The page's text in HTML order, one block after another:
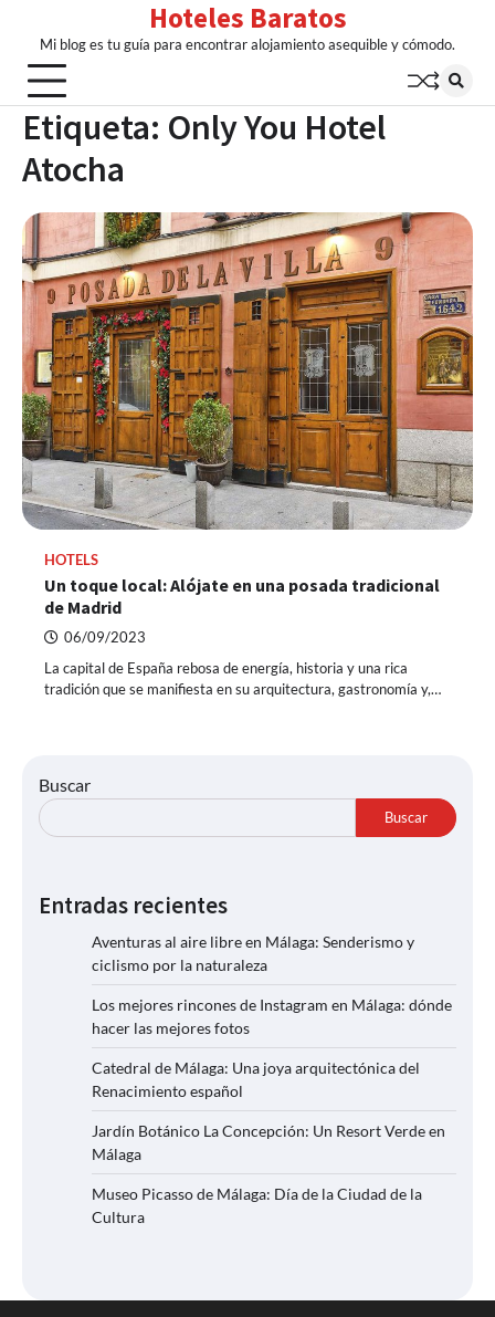
content
Hoteles Baratos
Mi blog es tu guía para encontrar alojamiento asequible y cómodo.
Etiqueta: Only You Hotel
Atocha
HOTELS
Un toque local: Alójate en una posada tradicional
de Madrid
06/09/2023
La capital de España rebosa de energía, historia y una rica
tradición que se manifiesta en su arquitectura, gastronomía y,…
Buscar
Buscar
Entradas recientes
Aventuras al aire libre en Málaga: Senderismo y
ciclismo por la naturaleza
Los mejores rincones de Instagram en Málaga: dónde
hacer las mejores fotos
Catedral de Málaga: Una joya arquitectónica del
Renacimiento español
Jardín Botánico La Concepción: Un Resort Verde en
Málaga
Museo Picasso de Málaga: Día de la Ciudad de la
Cultura